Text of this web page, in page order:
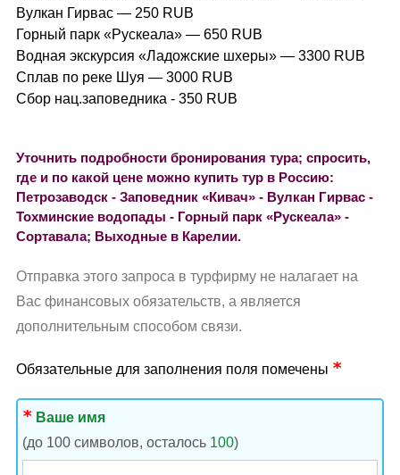
Вулкан Гирвас — 250 RUB
Горный парк «Рускеала» — 650 RUB
Водная экскурсия «Ладожские шхеры» — 3300 RUB
Сплав по реке Шуя — 3000 RUB
Сбор нац.заповедника - 350 RUB
Уточнить подробности бронирования тура; спросить,
где и по какой цене можно купить тур в Россию:
Петрозаводск - Заповедник «Кивач» - Вулкан Гирвас -
Тохминские водопады - Горный парк «Рускеала» -
Сортавала; Выходные в Карелии.
Отправка этого запроса в турфирму не налагает на
Вас финансовых обязательств, а является
дополнительным способом связи.
Обязательные для заполнения поля помечены
Ваше имя
(до 100 символов, осталось 100)